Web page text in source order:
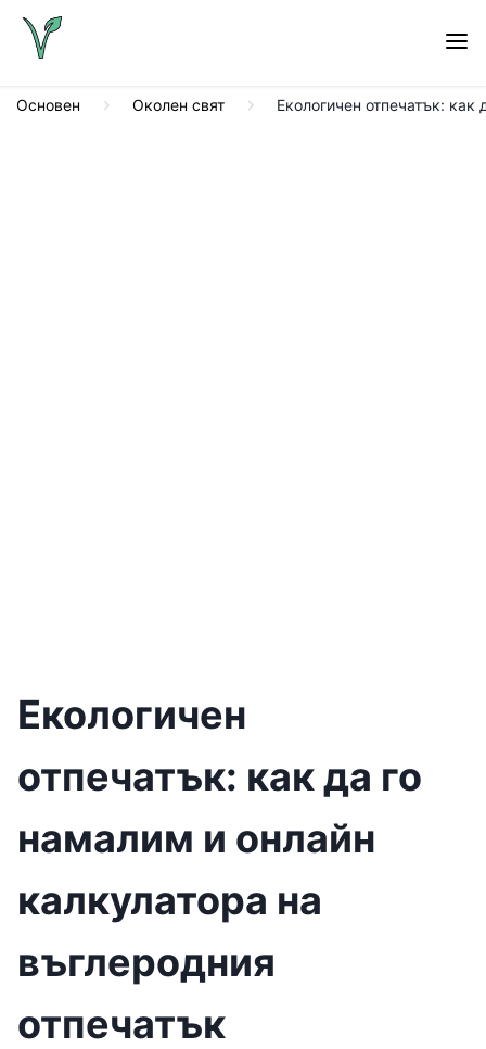
Основен Околен свят Екологичен отпечатък:
Екологичен
отпечатък: как да го
намалим и онлайн
калкулатора на
въглеродния
отпечатък